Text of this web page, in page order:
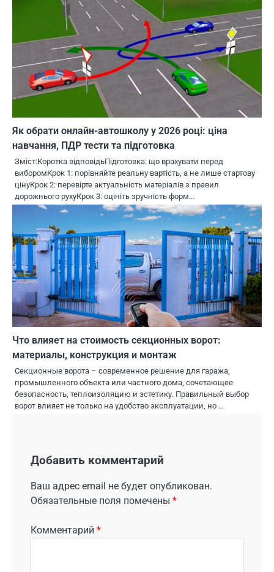
Як обрати онлайн-автошколу у 2026 році: ціна
навчання, ПДР тести та підготовка
Зміст:Коротка відповідьПідготовка: що врахувати перед
виборомКрок 1: порівняйте реальну вартість, а не лише стартову
цінуКрок 2: перевірте актуальність матеріалів з правил
дорожнього рухуКрок 3: оцініть зручність форм…
Что влияет на стоимость секционных ворот:
материалы, конструкция и монтаж
Секционные ворота – современное решение для гаража,
промышленного объекта или частного дома, сочетающее
безопасность, теплоизоляцию и эстетику. Правильный выбор
ворот влияет не только на удобство эксплуатации, но …
Добавить комментарий
Ваш адрес email не будет опубликован.
Обязательные поля помечены *
Комментарий *